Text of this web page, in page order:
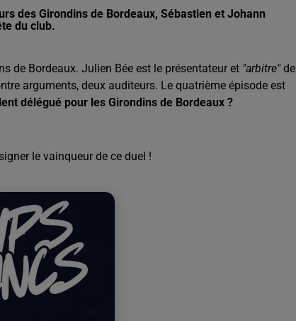
des Girondins de Bordeaux, Sébastien et Johann
du club.
de Bordeaux. Julien Bée est le présentateur et "arbitre"de
arguments, deux auditeurs. Le quatrième épisode est
délégué pour les Girondins de Bordeaux ?
le vainqueur de ce duel !